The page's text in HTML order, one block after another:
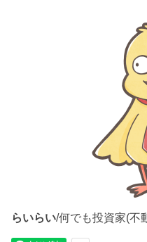
らいらい/何でも投資家(不